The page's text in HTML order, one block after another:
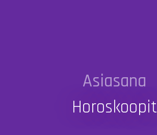
Asiasana
Horoskoopit